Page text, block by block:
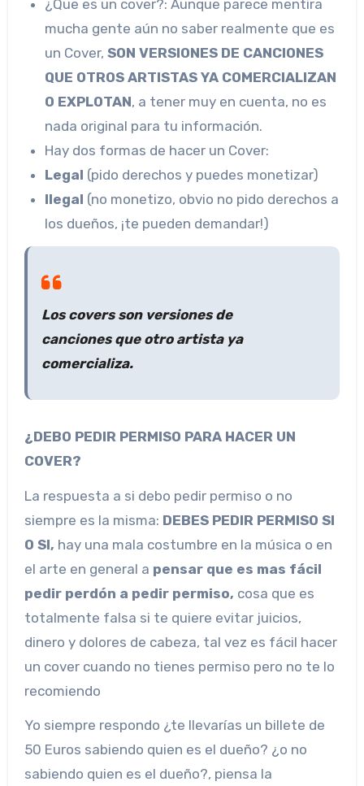
¿Que es un cover?: Aunque parece mentira
mucha gente aún no saber realmente que es
un Cover,SON VERSIONES DE CANCIONES
QUE OTROS ARTISTAS YA COMERCIALIZAN
O EXPLOTAN, a tener muy en cuenta, no es
nada original para tu información.
Hay dos formas de hacer un Cover:
Legal (pido derechos y puedes monetizar)
Ilegal (no monetizo, obvio no pido derechos a
los dueños, ¡te pueden demandar!)
Los coversson versiones de
canciones que otro artista ya
comercializa.
¿DEBO PEDIR PERMISO PARA HACER UN
COVER?
La respuesta a si debo pedir permiso o no
siempre es la misma: DEBES PEDIR PERMISO SI
O SI, hay una mala costumbre en la música o en
el arte en general a pensar que es mas fácil
pedir perdón a pedir permiso, cosa que es
totalmente falsa si te quiere evitar juicios,
dinero y dolores de cabeza, tal vez es fácil hacer
un cover cuando no tienes permiso pero no te lo
recomiendo
Yo siempre respondo ¿te llevarías un billete de
50 Euros sabiendo quien es el dueño? ¿o no
sabiendo quien es el dueño?, piensa la